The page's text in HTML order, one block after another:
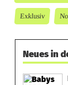
Exklusiv
Neues in